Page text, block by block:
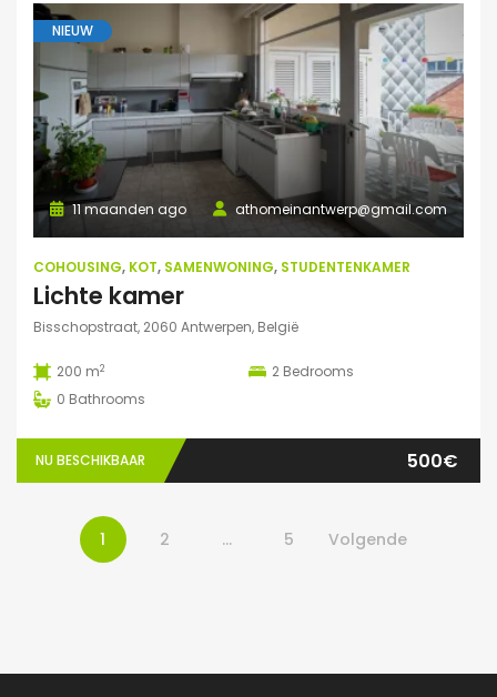
NIEUW
athomeinantwerp@gmail.com
11 maanden ago
COHOUSING, KOT, SAMENWONING, STUDENTENKAMER
Lichte kamer
Bisschopstraat, 2060 Antwerpen, België
200 m2 2 Bedrooms
0 Bathrooms
NU BESCHIKBAAR 500€
1 2 … 5 Volgende